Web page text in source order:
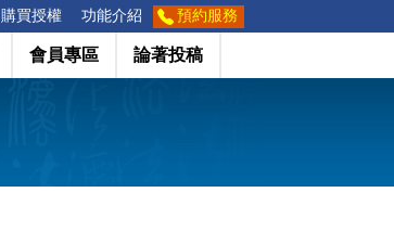
購買授權 功能介紹 預約服務
會員專區 論著投稿